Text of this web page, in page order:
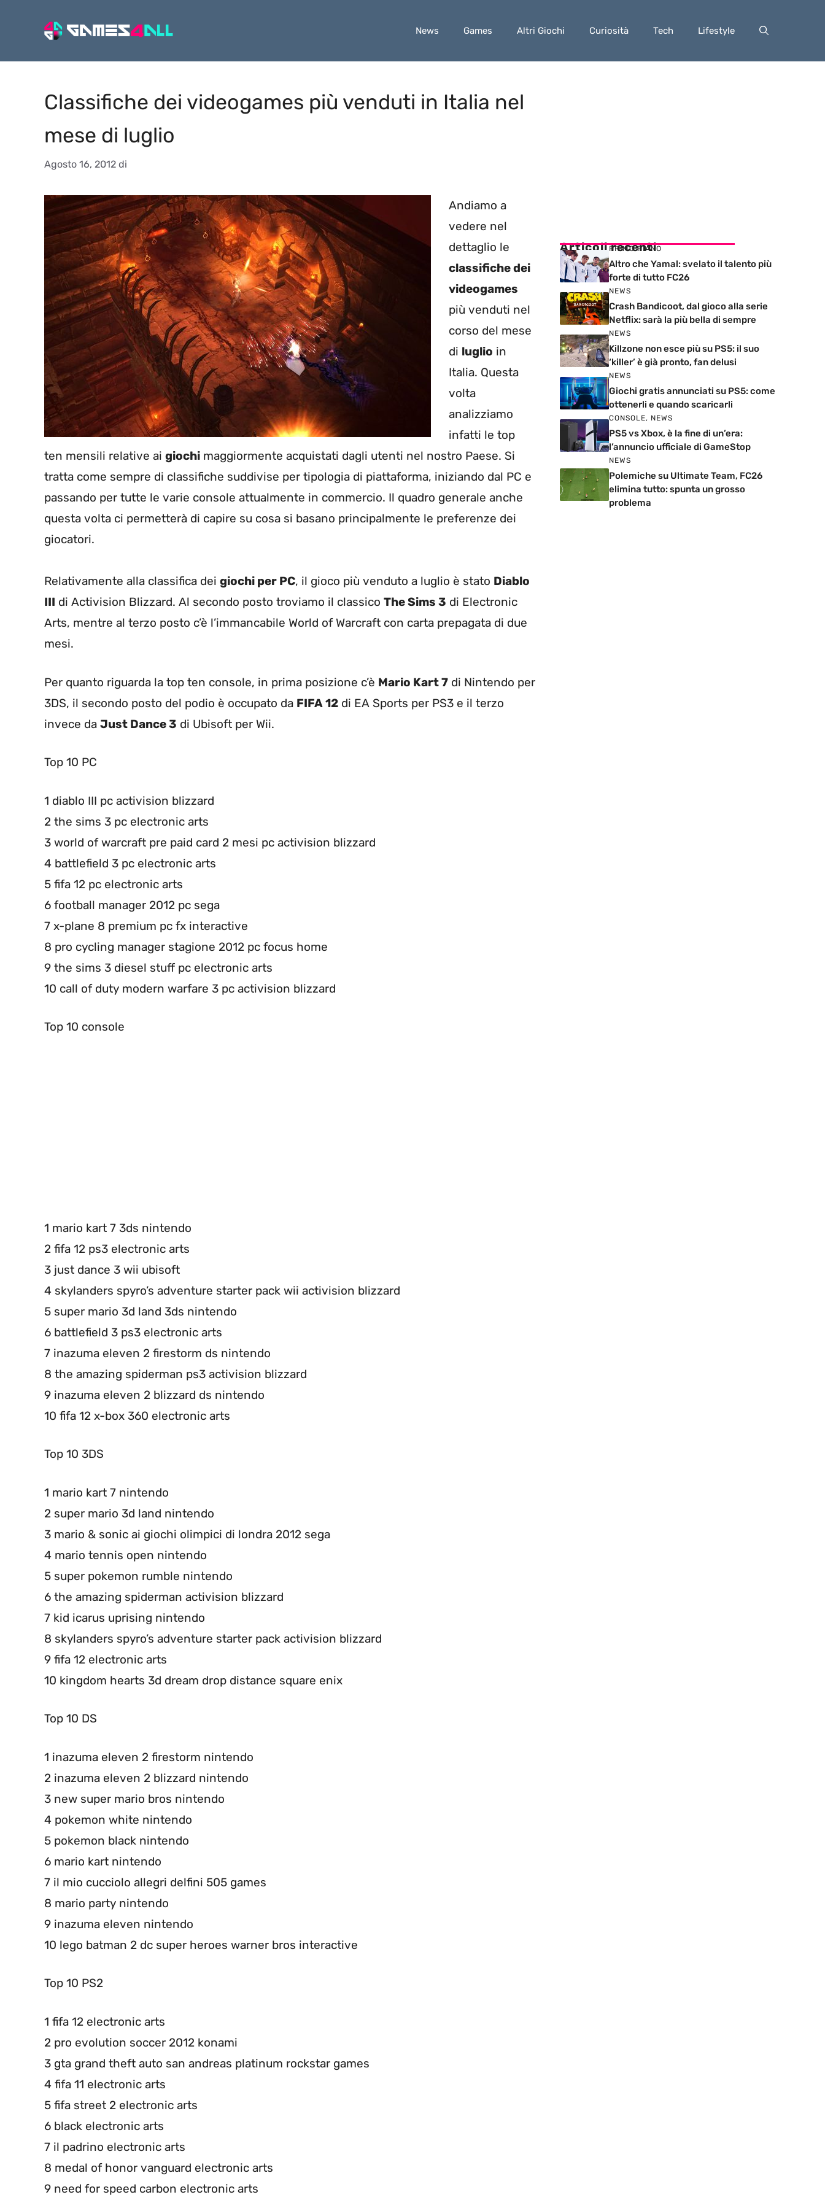
News Games Altri Giochi Curiosità Tech Lifestyle
Classifiche dei videogames più venduti in Italia nel
mese di luglio
Agosto 16, 2012 di
Andiamo a
vedere nel
dettaglio le
classifiche dei
videogames
più venduti nel
corso del mese
di luglio in
Italia. Questa
volta
analizziamo
infatti le top
ten mensili relative ai giochi maggiormente acquistati dagli utenti nel nostro Paese. Si
tratta come sempre di classifiche suddivise per tipologia di piattaforma, iniziando dal PC e
passando per tutte le varie console attualmente in commercio. Il quadro generale anche
questa volta ci permetterà di capire su cosa si basano principalmente le preferenze dei
giocatori.
Relativamente alla classifica dei giochi per PC, il gioco più venduto a luglio è stato Diablo
III di Activision Blizzard. Al secondo posto troviamo il classico The Sims 3 di Electronic
Arts, mentre al terzo posto c’è l’immancabile World of Warcraft con carta prepagata di due
mesi.
Per quanto riguarda la top ten console, in prima posizione c’è Mario Kart 7 di Nintendo per
3DS, il secondo posto del podio è occupato da FIFA 12 di EA Sports per PS3 e il terzo
invece da Just Dance 3 di Ubisoft per Wii.
Top 10 PC
1 diablo III pc activision blizzard
2 the sims 3 pc electronic arts
3 world of warcraft pre paid card 2 mesi pc activision blizzard
4 battlefield 3 pc electronic arts
5 fifa 12 pc electronic arts
6 football manager 2012 pc sega
7 x-plane 8 premium pc fx interactive
8 pro cycling manager stagione 2012 pc focus home
9 the sims 3 diesel stuff pc electronic arts
10 call of duty modern warfare 3 pc activision blizzard
Top 10 console
1 mario kart 7 3ds nintendo
2 fifa 12 ps3 electronic arts
3 just dance 3 wii ubisoft
4 skylanders spyro’s adventure starter pack wii activision blizzard
5 super mario 3d land 3ds nintendo
6 battlefield 3 ps3 electronic arts
7 inazuma eleven 2 firestorm ds nintendo
8 the amazing spiderman ps3 activision blizzard
9 inazuma eleven 2 blizzard ds nintendo
10 fifa 12 x-box 360 electronic arts
Top 10 3DS
1 mario kart 7 nintendo
2 super mario 3d land nintendo
3 mario & sonic ai giochi olimpici di londra 2012 sega
4 mario tennis open nintendo
5 super pokemon rumble nintendo
6 the amazing spiderman activision blizzard
7 kid icarus uprising nintendo
8 skylanders spyro’s adventure starter pack activision blizzard
9 fifa 12 electronic arts
10 kingdom hearts 3d dream drop distance square enix
Top 10 DS
1 inazuma eleven 2 firestorm nintendo
2 inazuma eleven 2 blizzard nintendo
3 new super mario bros nintendo
4 pokemon white nintendo
5 pokemon black nintendo
6 mario kart nintendo
7 il mio cucciolo allegri delfini 505 games
8 mario party nintendo
9 inazuma eleven nintendo
10 lego batman 2 dc super heroes warner bros interactive
Top 10 PS2
1 fifa 12 electronic arts
2 pro evolution soccer 2012 konami
3 gta grand theft auto san andreas platinum rockstar games
4 fifa 11 electronic arts
5 fifa street 2 electronic arts
6 black electronic arts
7 il padrino electronic arts
8 medal of honor vanguard electronic arts
9 need for speed carbon electronic arts
Articoli recenti
PRIMO PIANO
Altro che Yamal: svelato il talento più
forte di tutto FC26
NEWS
Crash Bandicoot, dal gioco alla serie
Netflix: sarà la più bella di sempre
NEWS
Killzone non esce più su PS5: il suo
‘killer’ è già pronto, fan delusi
NEWS
Giochi gratis annunciati su PS5: come
ottenerli e quando scaricarli
CONSOLE, NEWS
PS5 vs Xbox, è la fine di un’era:
l’annuncio ufficiale di GameStop
NEWS
Polemiche su Ultimate Team, FC26
elimina tutto: spunta un grosso
problema